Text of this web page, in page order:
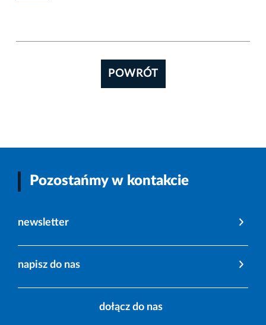
POWRÓT
Pozostańmy w kontakcie
newsletter
napisz do nas
dołącz do nas